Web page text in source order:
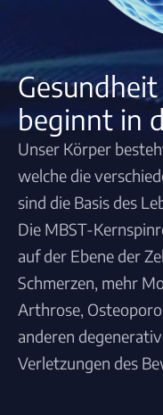
Gesundheit
beginnt in
Unser Körper
welche die
sind die Basis des
Die MBST-
auf der Ebene der
Schmerzen, mehr
Arthrose,
anderen
Verletzungen des